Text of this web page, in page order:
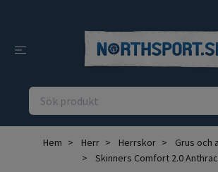
Hem Herr Herrskor
Grus och
Skinners Comfort 2.0